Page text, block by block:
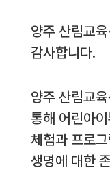
양주 산림교
감사합니다.
양주 산림교
통해 어린아
체험과 프로
생명에 대한